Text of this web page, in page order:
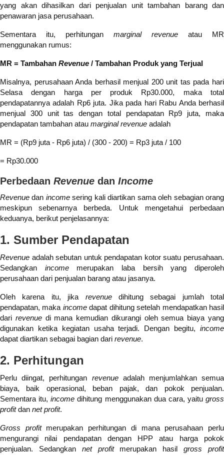
yang akan dihasilkan dari penjualan unit tambahan barang dan
penawaran jasa perusahaan.
Sementara itu, perhitungan marginal revenue atau MR
menggunakan rumus:
MR = Tambahan Revenue / Tambahan Produk yang Terjual
Misalnya, perusahaan Anda berhasil menjual 200 unit tas pada hari
Selasa dengan harga per produk Rp30.000, maka total
pendapatannya adalah Rp6 juta. Jika pada hari Rabu Anda berhasil
menjual 300 unit tas dengan total pendapatan Rp9 juta, maka
pendapatan tambahan atau marginal revenue adalah
MR = (Rp9 juta - Rp6 juta) / (300 - 200) = Rp3 juta / 100
= Rp30.000
Perbedaan Revenue dan Income
Revenue dan incomesering kali diartikan sama oleh sebagian orang
meskipun sebenarnya berbeda. Untuk mengetahui perbedaan
keduanya, berikut penjelasannya:
1. Sumber Pendapatan
Revenue adalah sebutan untuk pendapatan kotor suatu perusahaan.
Sedangkan incomemerupakan laba bersih yang diperoleh
perusahaan dari penjualan barang atau jasanya.
Oleh karena itu, jika revenuedihitung sebagai jumlah total
pendapatan, maka incomedapat dihitung setelah mendapatkan hasil
dari revenuedi mana kemudian dikurangi oleh semua biaya yang
digunakan ketika kegiatan usaha terjadi. Dengan begitu, income
dapat diartikan sebagai bagian dari revenue.
2. Perhitungan
Perlu diingat, perhitungan revenueadalah menjumlahkan semua
biaya, baik operasional, beban pajak, dan pokok penjualan.
Sementara itu,income dihitung menggunakan dua cara, yaitu gross
profitdan net profit.
Gross profitmerupakan perhitungan di mana perusahaan perlu
mengurangi nilai pendapatan dengan HPP atau harga pokok
penjualan. Sedangkan net profitmerupakan hasilgross profit